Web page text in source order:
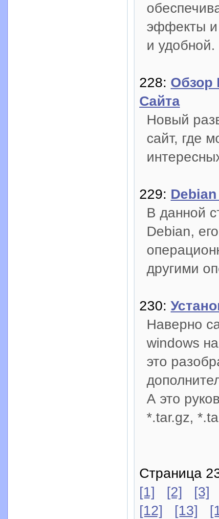
эффекты и
и удобной.
228: Обзор
Сайта
Новый
сайт, где
229:
В данной
Debian,
другими
230:
Наверно
windows
это
А это
*.tar.gz,
Страница
[1]
[2]
[3]
[12]
[13]